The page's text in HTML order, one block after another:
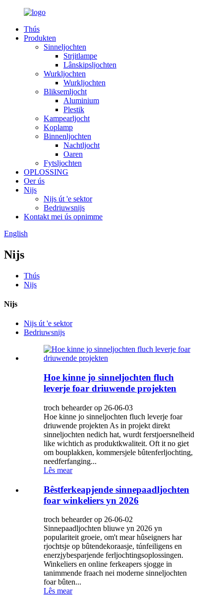
Thús
Produkten
Sinneljochten
Strjitlampe
Lânskipsljochten
Wurkljochten
Wurkljochten
Bliksemljocht
Aluminium
Plestik
Kampearljocht
Koplamp
Binnenljochten
Nachtljocht
Oaren
Fytsljochten
OPLOSSING
Oer ús
Nijs
Nijs út 'e sektor
Bedriuwsnijs
Kontakt mei ús opnimme
English
Nijs
Thús
Nijs
Nijs
Nijs út 'e sektor
Bedriuwsnijs
Hoe kinne jo sinneljochten fluch
leverje foar driuwende projekten
troch behearder op 26-06-03
Hoe kinne jo sinneljochten fluch leverje foar
driuwende projekten As in projekt direkt
sinneljochten nedich hat, wurdt ferstjoersnelheid
like wichtich as produktkwaliteit. Oft it no giet
om bouplakken, kommersjele bûtenferljochting,
needferfanging...
Lês mear
Bêstferkeapjende sinnepaadljochten
foar winkeliers yn 2026
troch behearder op 26-06-02
Sinnepaadljochten bliuwe yn 2026 yn
populariteit groeie, om't mear hûseigners har
rjochtsje op bûtendekoraasje, túnfeiligens en
enerzjybesparjende ferljochtingsoplossingen.
Winkeliers en online ferkeapers sjogge in
tanimmende fraach nei moderne sinneljochten
foar bûten...
Lês mear